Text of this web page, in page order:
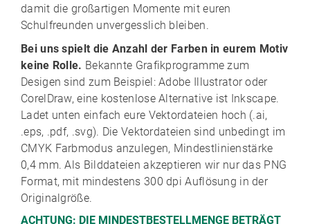
damit die großartigen Momente mit euren
Schulfreunden unvergesslich bleiben.
Bei uns spielt die Anzahl der Farben in eurem Motiv
keine Rolle. Bekannte Grafikprogramme zum
Desigen sind zum Beispiel: Adobe Illustrator oder
CorelDraw, eine kostenlose Alternative ist Inkscape.
Ladet unten einfach eure Vektordateien hoch (.ai,
.eps, .pdf, .svg). Die Vektordateien sind unbedingt im
CMYK Farbmodus anzulegen, Mindestlinienstärke
0,4 mm. Als Bilddateien akzeptieren wir nur das PNG
Format, mit mindestens 300 dpi Auflösung in der
Originalgröße.
ACHTUNG: DIE MINDESTBESTELLMENGE BETRÄGT